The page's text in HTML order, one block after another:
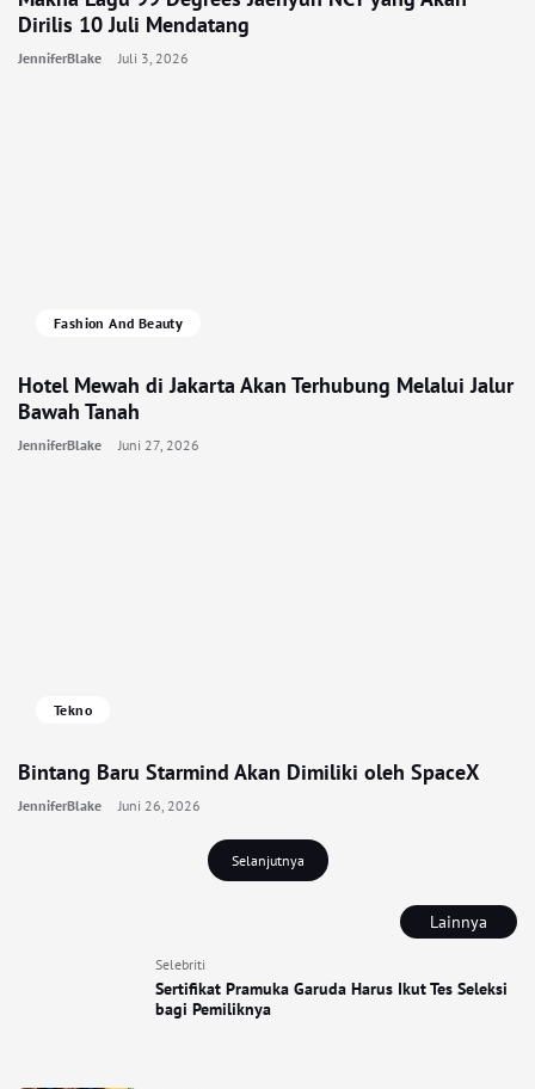
Lainnya
Selebriti
Sertifikat Pramuka Garuda Harus Ikut Tes Seleksi
bagi Pemiliknya
Dirilis 10 Juli Mendatang
JenniferBlake Juli 3, 2026
Fashion And Beauty
Hotel Mewah di Jakarta Akan Terhubung Melalui Jalur
Bawah Tanah
JenniferBlake Juni 27, 2026
Tekno
Bintang Baru Starmind Akan Dimiliki oleh SpaceX
JenniferBlake Juni 26, 2026
Selanjutnya